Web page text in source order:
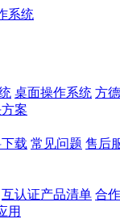
桌面操作系统 方
案
载 常见问题 售后
互认证产品清单 合
用